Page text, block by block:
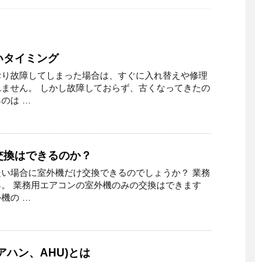
タイミング
故障してしまった場合は、すぐに入れ替えや修理
せん。 しかし故障しておらず、古くなってきたの
のは …
はできるのか？
場合に室外機だけ交換できるのでしょうか？ 業務
業務用エアコンの室外機のみの交換はできます
機の …
ハン、AHU)とは